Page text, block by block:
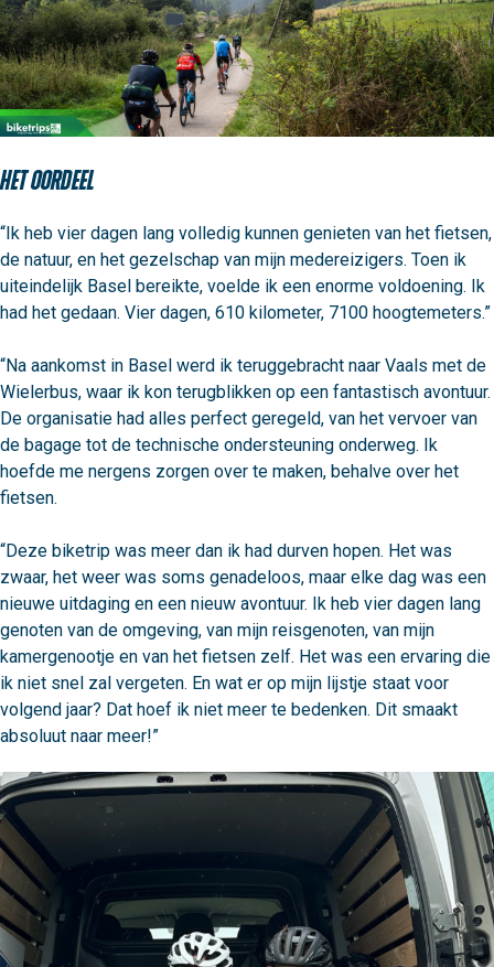
Het oordeel
“Ik heb vier dagen lang volledig kunnen genieten van het fietsen,
de natuur, en het gezelschap van mijn medereizigers. Toen ik
uiteindelijk Basel bereikte, voelde ik een enorme voldoening. Ik
had het gedaan. Vier dagen, 610 kilometer, 7100 hoogtemeters.”
“Na aankomst in Basel werd ik teruggebracht naar Vaals met de
Wielerbus, waar ik kon terugblikken op een fantastisch avontuur.
De organisatie had alles perfect geregeld, van het vervoer van
de bagage tot de technische ondersteuning onderweg. Ik
hoefde me nergens zorgen over te maken, behalve over het
fietsen.
“Deze biketrip was meer dan ik had durven hopen. Het was
zwaar, het weer was soms genadeloos, maar elke dag was een
nieuwe uitdaging en een nieuw avontuur. Ik heb vier dagen lang
genoten van de omgeving, van mijn reisgenoten, van mijn
kamergenootje en van het fietsen zelf. Het was een ervaring die
ik niet snel zal vergeten. En wat er op mijn lijstje staat voor
volgend jaar? Dat hoef ik niet meer te bedenken. Dit smaakt
absoluut naar meer!”